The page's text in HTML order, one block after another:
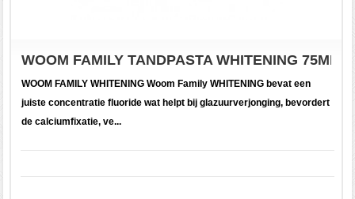
WOOM FAMILY TANDPASTA WHITENING 75ML.
WOOM FAMILY WHITENING Woom Family WHITENING bevat een
juiste concentratie fluoride wat helpt bij glazuurverjonging, bevordert
de calciumfixatie, ve...